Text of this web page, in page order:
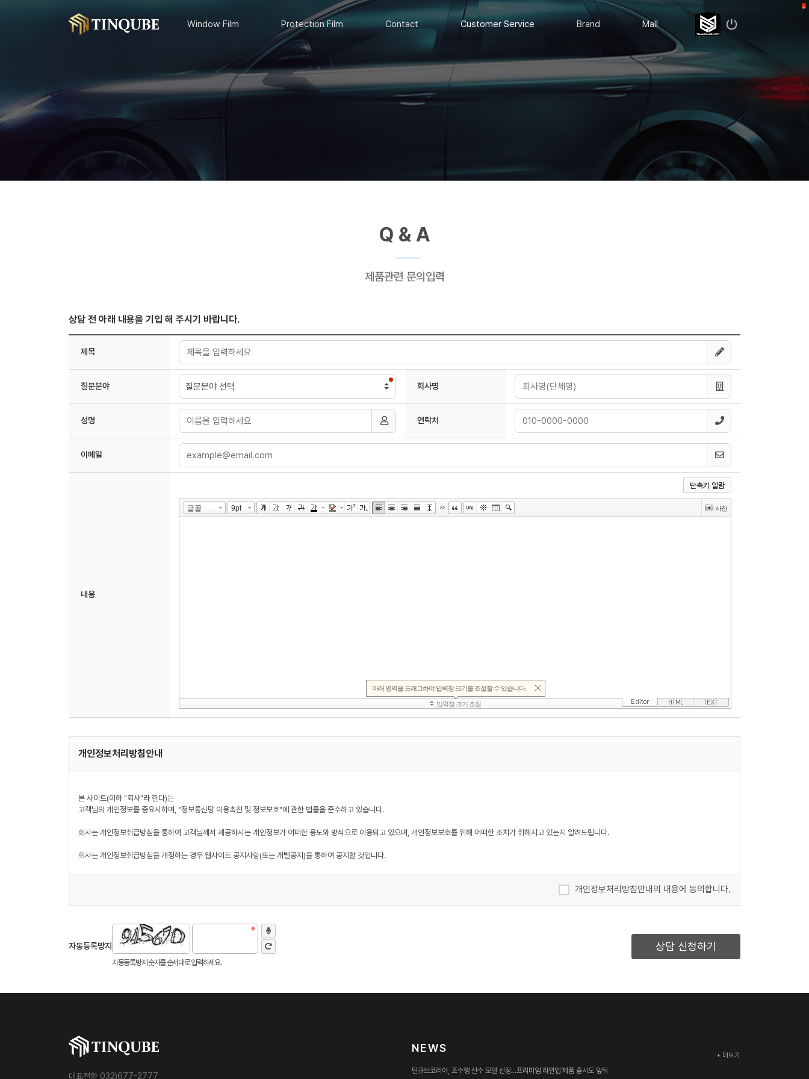
Window Film Protection Film Contact Customer Service Brand Mall
Q & A
제품관련 문의입력
상담 전 아래 내용을 기입 해 주시기 바랍니다.
제목
질문분야 회사명
성명 연락처
이메일
내용
단축키 일람
개인정보처리방침안내
본 사이트(이하 "회사"라 한다)는
고객님의 개인정보를 중요시하며, "정보통신망 이용촉진 및 정보보호"에 관한 법률을 준수하고 있습니다.
회사는 개인정보취급방침을 통하여 고객님께서 제공하시는 개인정보가 어떠한 용도와 방식으로 이용되고 있으며, 개인정보보호를 위해 어떠한 조치가 취해지고 있는지 알려드립니다.
회사는 개인정보취급방침을 개정하는 경우 웹사이트 공지사항(또는 개별공지)을 통하여 공지할 것입니다.
ο 개인정보 수집방법 : 홈페이지(회원가입,게시판)
■ 개인정보의 수집 및 이용목적
ο 회원 관리 - 회원제 서비스 이용에 따른 본인확인 , 개인 식별 , 불량회원의 부정 이용 방지와 비인가 사용 방지 , 가입 의사 확인 , 연령확인 , 만14세 미만 아동 개인정보 수집 시 법정 대리인 동의여부 확인
■ 개인정보의 보유 및 이용기간
합니다.
개인정보처리방침안내의 내용에 동의합니다.
자동등록방지
자동등록방지 숫자를 순서대로 입력하세요.
상담 신청하기
대표전화 032)677-2777
NEWS
+ 더보기
틴큐브코리아, 조수행 선수 모델 선정…프리미엄 라인업 제품 출시도 앞둬